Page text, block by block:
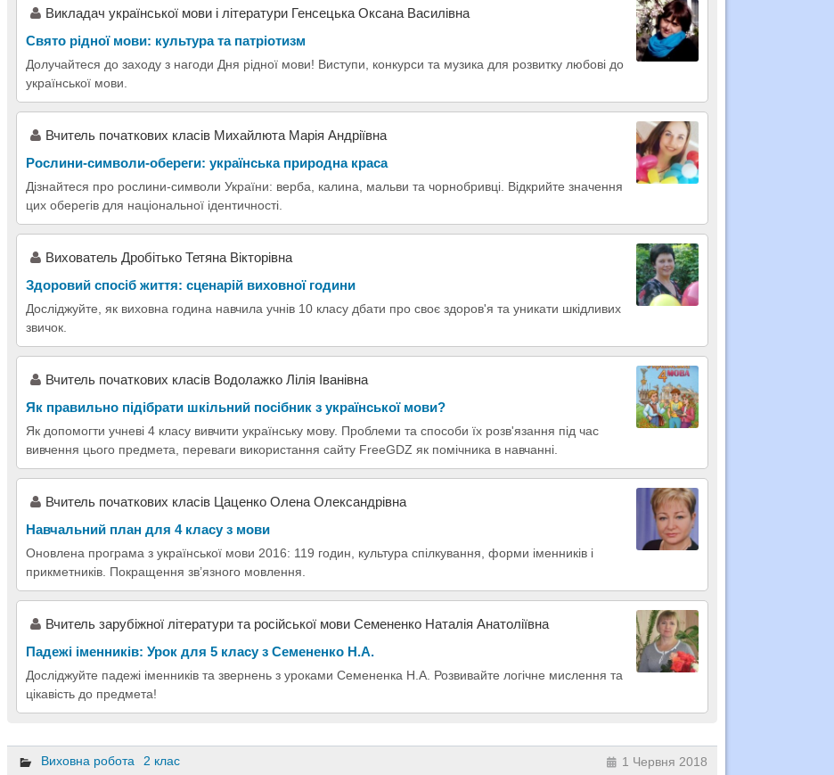
Викладач української мови і літератури Генсецька Оксана Василівна
Свято рідної мови: культура та патріотизм
Долучайтеся до заходу з нагоди Дня рідної мови! Виступи, конкурси та музика для розвитку любові до
української мови.
Вчитель початкових класів Михайлюта Марія Андріївна
Рослини-символи-обереги: українська природна краса
Дізнайтеся про рослини-символи України: верба, калина, мальви та чорнобривці. Відкрийте значення
цих оберегів для національної ідентичності.
Вихователь Дробітько Тетяна Вікторівна
Здоровий спосіб життя: сценарій виховної години
Досліджуйте, як виховна година навчила учнів 10 класу дбати про своє здоров'я та уникати шкідливих
звичок.
Вчитель початкових класів Водолажко Лілія Іванівна
Як правильно підібрати шкільний посібник з української мови?
Як допомогти учневі 4 класу вивчити українську мову. Проблеми та способи їх розв'язання під час
вивчення цього предмета, переваги використання сайту FreeGDZ як помічника в навчанні.
Вчитель початкових класів Цаценко Олена Олександрівна
Навчальний план для 4 класу з мови
Оновлена програма з української мови 2016: 119 годин, культура спілкування, форми іменників і
прикметників. Покращення зв’язного мовлення.
Вчитель зарубіжної літератури та російської мови Семененко Наталія Анатоліївна
Падежі іменників: Урок для 5 класу з Семененко Н.А.
Досліджуйте падежі іменників та звернень з уроками Семененка Н.А. Розвивайте логічне мислення та
цікавість до предмета!
Виховна робота 2 клас 1 Червня 2018